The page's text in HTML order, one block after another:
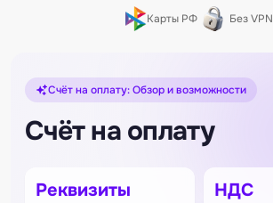
Карты РФ Без VPN
Счёт на оплату: Обзор и возможности
Счёт на оплату
Реквизиты НДС